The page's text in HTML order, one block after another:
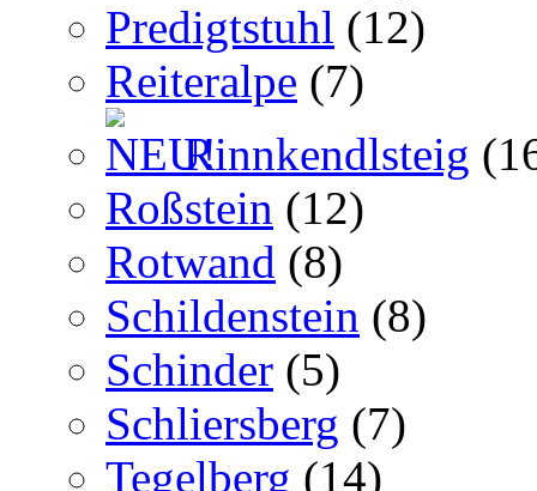
Predigtstuhl (12)
Reiteralpe (7)
Rinnkendlsteig
Roßstein (12)
Rotwand (8)
Schildenstein (8)
Schinder (5)
Schliersberg (7)
Tegelberg (14)